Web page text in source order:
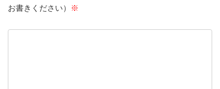
お書きください）
※